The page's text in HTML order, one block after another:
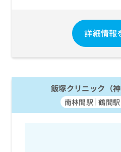
詳細情報
飯塚クリニック（神
南林間駅 鶴間駅